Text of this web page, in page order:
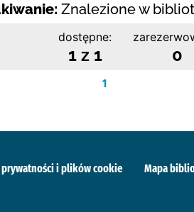
Znalezione w
dostępne:
1 z 1 0
1
i plików cookie Mapa